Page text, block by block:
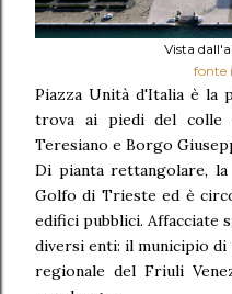
Vista
fonte
Piazza Unità d'Italia è la
trova ai piedi del colle
Teresiano e Borgo
Di pianta rettangolare,
Golfo di Trieste ed è
edifici pubblici. Affacciate
diversi enti: il municipio
regionale del Friuli